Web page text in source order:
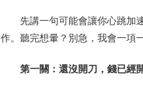
先講一句可能會讓你心跳加
作。聽完想暈？別急，我會一項
第一關：還沒開刀，錢已